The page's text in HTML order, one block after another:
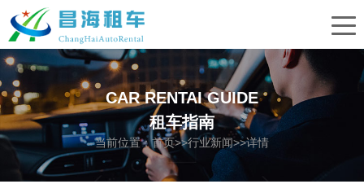
CAR RENTAI GUIDE
租车指南
当前位置：首页>>行业新闻>>详情